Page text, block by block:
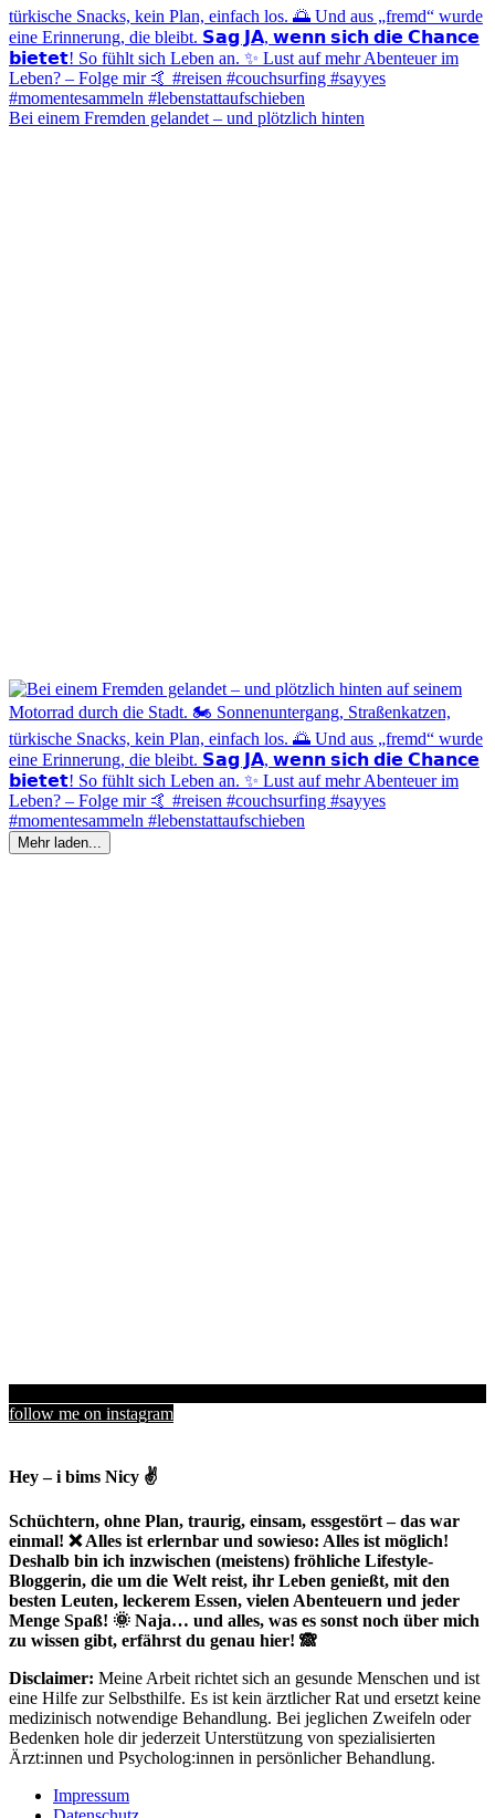
Bei einem Fremden gelandet – und plötzlich hinten
Mehr laden...
follow me on instagram
Hey – i bims Nicy ✌
Schüchtern, ohne Plan, traurig, einsam, essgestört – das war
einmal! ❌ Alles ist erlernbar und sowieso: Alles ist möglich!
Deshalb bin ich inzwischen (meistens) fröhliche Lifestyle-
Bloggerin, die um die Welt reist, ihr Leben genießt, mit den
besten Leuten, leckerem Essen, vielen Abenteuern und jeder
Menge Spaß! 🌞 Naja… und alles, was es sonst noch über mich
zu wissen gibt, erfährst du genau hier! 🙈
Disclaimer: Meine Arbeit richtet sich an gesunde Menschen und ist
eine Hilfe zur Selbsthilfe. Es ist kein ärztlicher Rat und ersetzt keine
medizinisch notwendige Behandlung. Bei jeglichen Zweifeln oder
Bedenken hole dir jederzeit Unterstützung von spezialisierten
Ärzt:innen und Psycholog:innen in persönlicher Behandlung.
Impressum